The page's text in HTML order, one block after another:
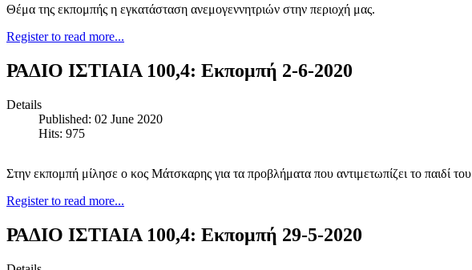
Θέμα της εκπομπής η εγκατάσταση ανεμογεννητριών στην περιοχή μας.
Register to read more...
ΡΑΔΙΟ ΙΣΤΙΑΙΑ 100,4: Εκπομπή 2-6-2020
Details
Published: 02 June 2020
Hits: 975
Στην εκπομπή μίλησε ο κος Μάτσκαρης για τα προβλήματα που αντιμετωπίζει το παιδί του
Register to read more...
ΡΑΔΙΟ ΙΣΤΙΑΙΑ 100,4: Εκπομπή 29-5-2020